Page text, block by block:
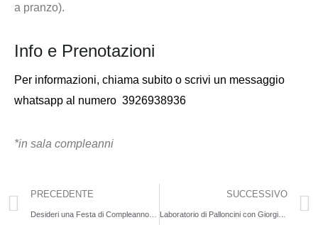
a pranzo).
Info e Prenotazioni
Per informazioni, chiama subito o scrivi un messaggio
whatsapp al numero 3926938936
*in sala compleanni
PRECEDENTE SUCCESSIVO
Laboratorio di Palloncini con Giorgia questo Venerdì 26 aprile